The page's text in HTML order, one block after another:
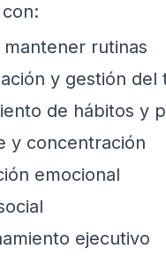
mantener rutinas
y gestión del
de hábitos y
y concentración
emocional
ejecutivo